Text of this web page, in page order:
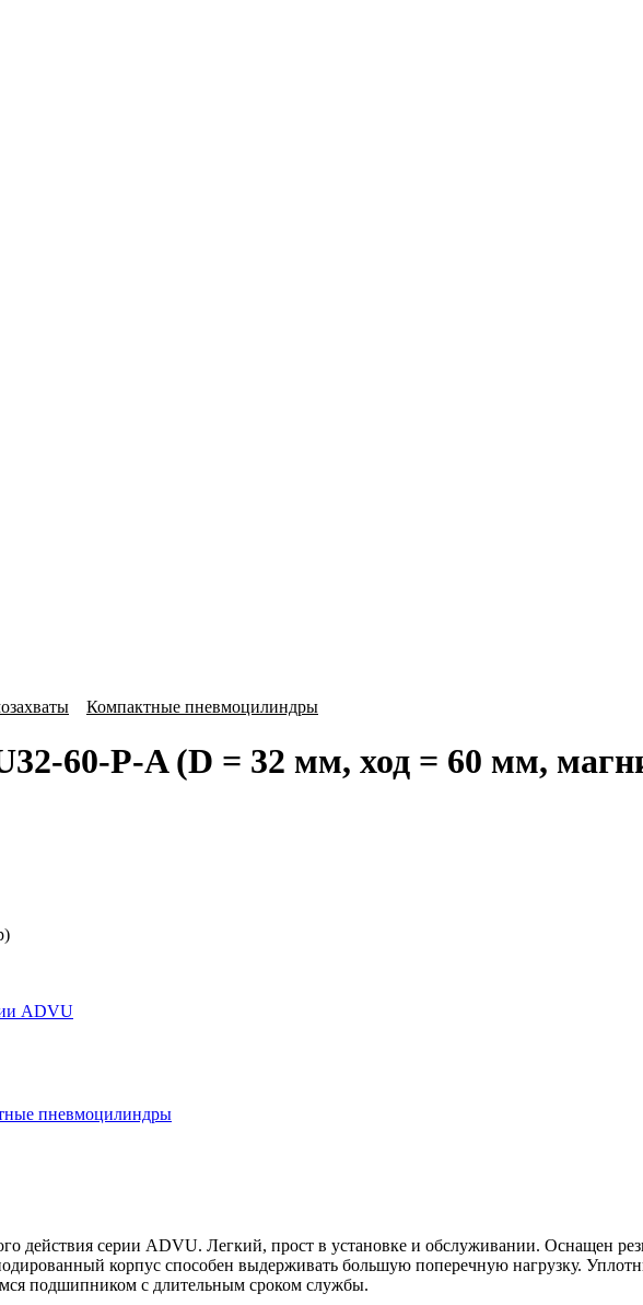
Компактные пневмоцилиндры
60-P-A (D = 32 мм, ход = 60 мм,
ADVU
пневмоцилиндры
действия серии ADVU. Легкий, прост в установке и обслуживании. Оснащен
корпус способен выдерживать большую поперечную нагрузку.
подшипником с длительным сроком службы.